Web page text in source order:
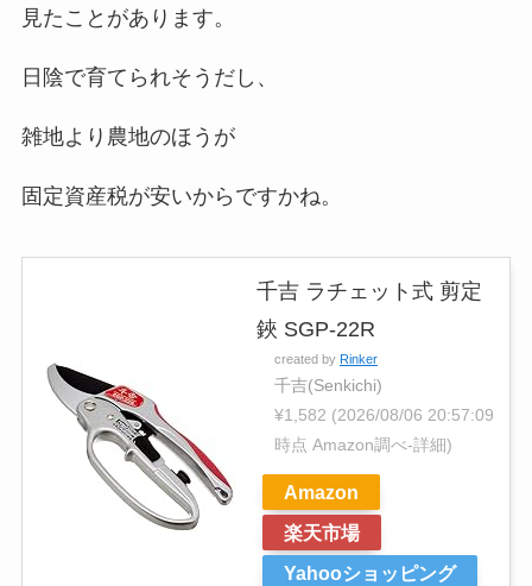
見たことがあります。
日陰で育てられそうだし、
雑地より農地のほうが
固定資産税が安いからですかね。
千吉 ラチェット式 剪定
鋏 SGP-22R
created by Rinker
千吉(Senkichi)
¥1,582 (2026/08/06 20:57:09
時点 Amazon調べ-詳細)
Amazon
楽天市場
Yahooショッピング